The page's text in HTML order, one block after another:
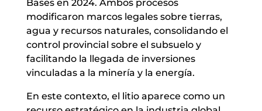
Bases en 2024. Ambos procesos
modificaron marcos legales sobre tierras,
agua y recursos naturales, consolidando el
control provincial sobre el subsuelo y
facilitando la llegada de inversiones
vinculadas a la minería y la energía.
En este contexto, el litio aparece como un